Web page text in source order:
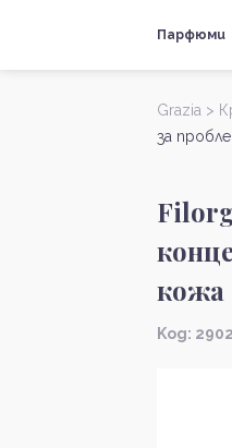
Парфюми
Grazia >
за
кожа
Kод: 2902